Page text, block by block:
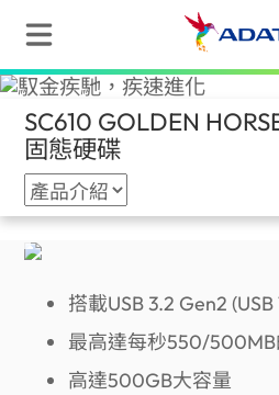
SC610 GOLDEN
固態硬碟(Taiwan)
搭載USB 3.2 Gen2
最高達每秒550/
高達500GB大容量